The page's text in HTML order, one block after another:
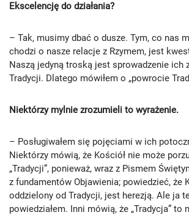
Ekscelencję do działania?
– Tak, musimy dbać o dusze. Tym, co nas
chodzi o nasze relacje z Rzymem, jest
Naszą jedyną troską jest sprowadzenie ich
Tradycji. Dlatego mówiłem o „powrocie
Niektórzy mylnie zrozumieli to wyrażenie.
– Posługiwałem się pojęciami w ich
Niektórzy mówią, że Kościół nie może
„Tradycji”, ponieważ, wraz z Pismem
z fundamentów Objawienia; powiedzieć, że
oddzielony od Tradycji, jest herezją. Ale ja
powiedziałem. Inni mówią, że „Tradycja” to